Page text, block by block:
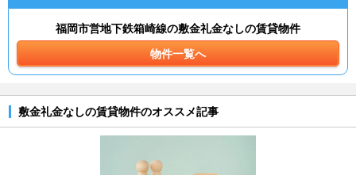
福岡市営地下鉄箱崎線の敷金礼金なしの賃貸物件
物件一覧へ
敷金礼金なしの賃貸物件のオススメ記事